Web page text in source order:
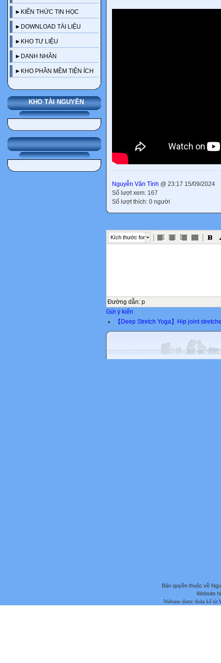
►KIẾN THỨC TIN HỌC
►DOWNLOAD TÀI LIỆU
►KHO TƯ LIỆU
►DANH NHÂN
►KHO PHẦN MỀM TIỆN ÍCH
KHO TÀI NGUYÊN
Nguyễn Văn Tình @ 23:17 15/09/2024
Số lượt xem: 167
Số lượt thích: 0 người
Kích thước font
Đường dẫn: p
Gửi ý kiến
【Deep Stretch Yoga】Hip joint
Bản quyền thuộc về
Website
Website được thừa kế từ